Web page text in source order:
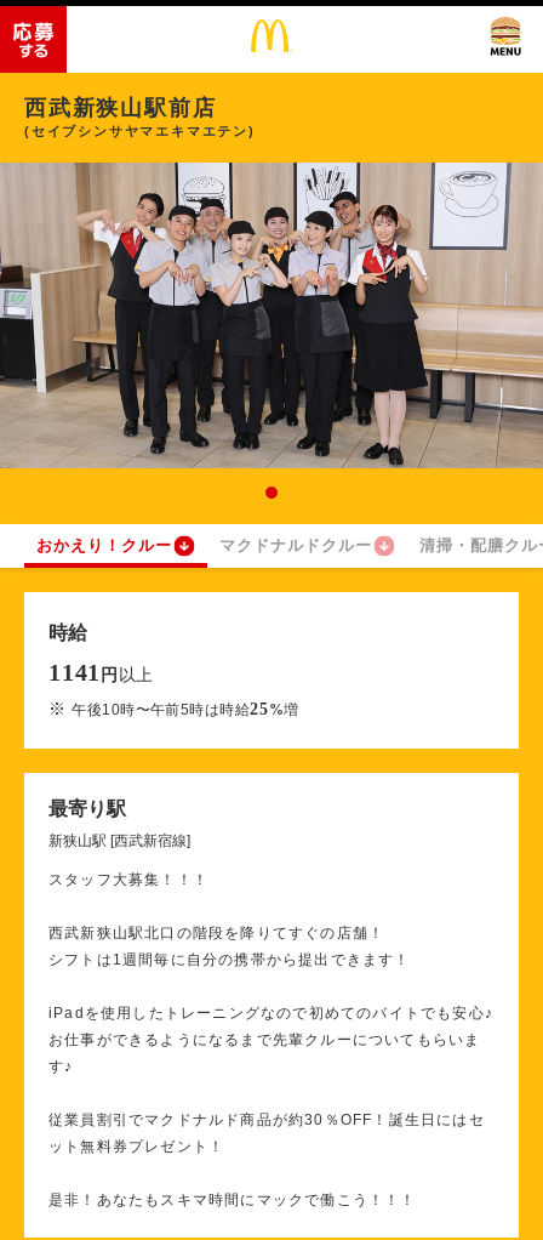
西武新狭山駅前店
(セイブシンサヤマエキマエテン)
おかえり！クルー マクドナルドクルー 清掃・配膳クル
時給
1141 円 以上
※午後10時〜午前5時は時給25%増
最寄り駅
新狭山駅 [西武新宿線]
スタッフ大募集！！！
西武新狭山駅北口の階段を降りてすぐの店舗！
シフトは1週間毎に自分の携帯から提出できます！
iPadを使用したトレーニングなので初めてのバイトでも安心♪
お仕事ができるようになるまで先輩クルーについてもらいま
す♪
従業員割引でマクドナルド商品が約30％OFF！誕生日にはセ
ット無料券プレゼント！
是非！あなたもスキマ時間にマックで働こう！！！